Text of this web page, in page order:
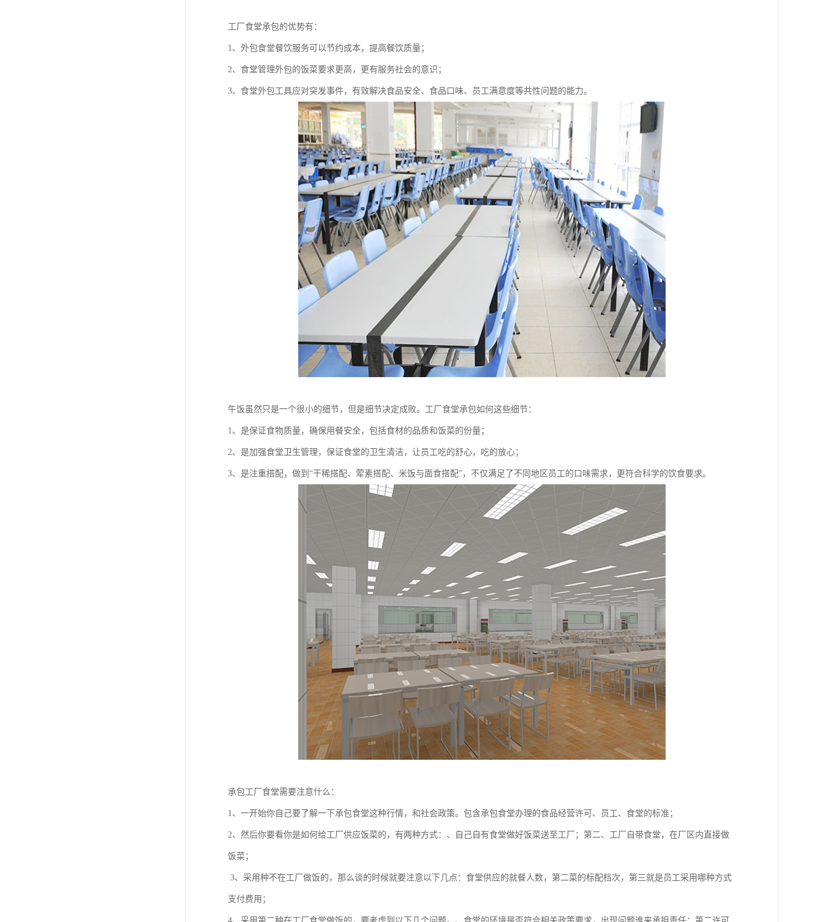
工厂食堂承包的优势有：
1、外包食堂餐饮服务可以节约成本，提高餐饮质量；
2、食堂管理外包的饭菜要求更高，更有服务社会的意识；
3、食堂外包工具应对突发事件，有效解决食品安全、食品口味、员工满意度等共性问题的能力。
午饭虽然只是一个很小的细节，但是细节决定成败。工厂食堂承包如何这些细节：
1、是保证食物质量，确保用餐安全，包括食材的品质和饭菜的份量；
2、是加强食堂卫生管理，保证食堂的卫生清洁，让员工吃的舒心，吃的放心；
3、是注重搭配，做到“干稀搭配、荤素搭配、米饭与面食搭配”，不仅满足了不同地区员工的口味需求，更符合科学的饮食要求。
承包工厂食堂需要注意什么：
1、一开始你自己要了解一下承包食堂这种行情，和社会政策。包含承包食堂办理的食品经营许可、员工、食堂的标准；
2、然后你要看你是如何给工厂供应饭菜的，有两种方式：、自己自有食堂做好饭菜送至工厂；第二、工厂自带食堂，在厂区内直接做
饭菜；
3、采用种不在工厂做饭的，那么谈的时候就要注意以下几点：食堂供应的就餐人数，第二菜的标配档次，第三就是员工采用哪种方式
支付费用；